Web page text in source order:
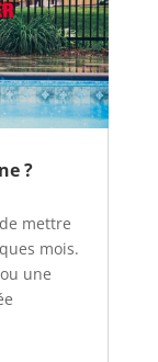
?
mettre
mois.
une